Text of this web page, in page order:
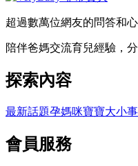
超過數萬位網友的問答和
陪伴爸媽交流育兒經驗，
探索內容
最新話題孕媽咪寶寶大小事
會員服務